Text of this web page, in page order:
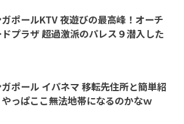
ポールKTV 夜遊びの最高峰！オーチ
ドプラザ 超過激派のパレス９潜入した
ポール イパネマ 移転先住所と簡単紹
っぱここ無法地帯になるのかなｗ